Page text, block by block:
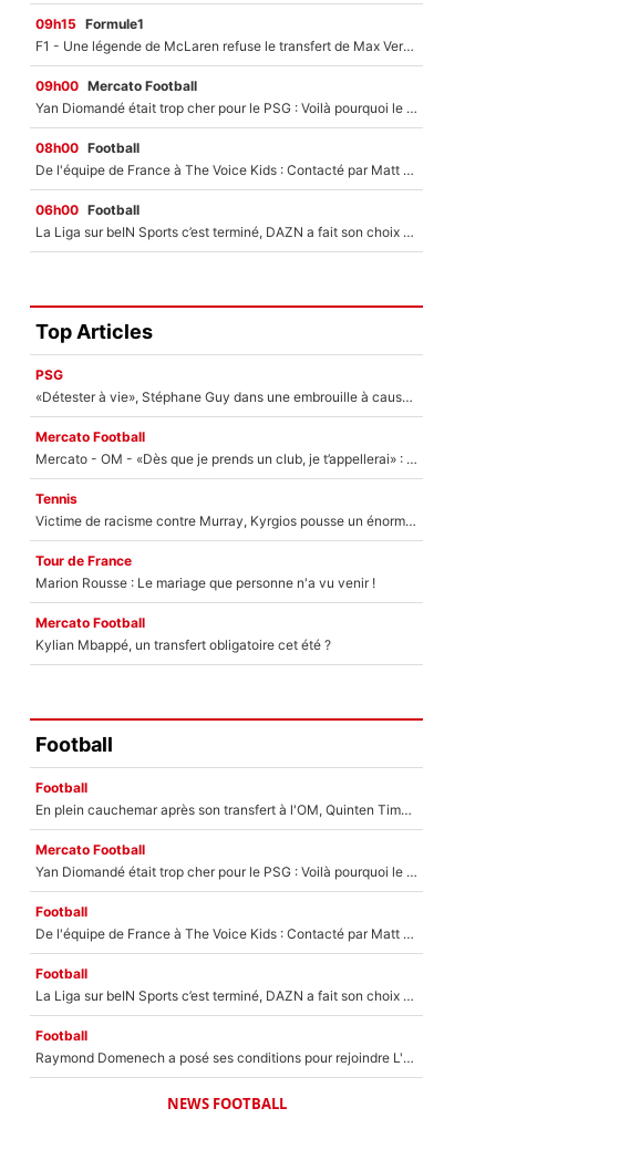
09h15 Formule1
F1 - Une légende de McLaren refuse le transfert de Max Verstappen qui pourrait «faire des vagues» et plomber l'ambiance dans l'équipe
09h00 Mercato Football
Yan Diomandé était trop cher pour le PSG : Voilà pourquoi le Real Madrid a accepté de payer la somme record de 140M€ pour boucler son transfert !
08h00 Football
De l'équipe de France à The Voice Kids : Contacté par Matt Pokora, Kylian Mbappé a accepté de jouer un rôle inédit sur TF1 !
06h00 Football
La Liga sur beIN Sports c’est terminé, DAZN a fait son choix pour Benjamin Da Silva et Omar Da Fonseca !
Top Articles
PSG
«Détester à vie», Stéphane Guy dans une embrouille à cause du PSG !
Mercato Football
Mercato - OM - «Dès que je prends un club, je t’appellerai» : La promesse de Marcelino au moment de claquer la porte
Tennis
Victime de racisme contre Murray, Kyrgios pousse un énorme coup de gueule !
Tour de France
Marion Rousse : Le mariage que personne n'a vu venir !
Mercato Football
Kylian Mbappé, un transfert obligatoire cet été ?
Football
Football
En plein cauchemar après son transfert à l'OM, Quinten Timber raconte ses doutes après sa signature à Marseille
Mercato Football
Yan Diomandé était trop cher pour le PSG : Voilà pourquoi le Real Madrid a accepté de payer la somme record de 140M€ pour boucler son transfert !
Football
De l'équipe de France à The Voice Kids : Contacté par Matt Pokora, Kylian Mbappé a accepté de jouer un rôle inédit sur TF1 !
Football
La Liga sur beIN Sports c’est terminé, DAZN a fait son choix pour Benjamin Da Silva et Omar Da Fonseca !
Football
Raymond Domenech a posé ses conditions pour rejoindre L'EQUIPE du Soir : Il refuse de faire l'émission avec un autre chroniqueur !
NEWS FOOTBALL